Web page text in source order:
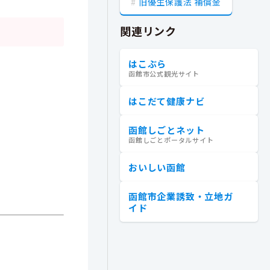
関連リンク
はこぶら
函館市公式観光サイト
はこだて健康ナビ
函館しごとネット
函館しごとポータルサイト
おいしい函館
函館市企業誘致・立地ガ
イド